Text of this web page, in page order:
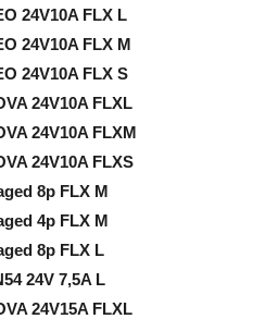
24V10A FLX L
24V10A FLX M
24V10A FLX S
24V10A FLXL
24V10A FLXM
24V10A FLXS
8p FLX M
4p FLX M
8p FLX L
24V 7,5A L
24V15A FLXL